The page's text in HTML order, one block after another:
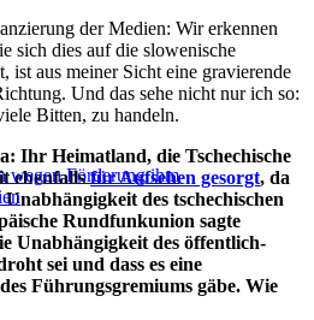
der Medien: Wir erkennen
sich dies auf die slowenische
ist aus meiner Sicht eine gravierende
Und das sehe nicht nur ich so:
Bitten, zu handeln.
Förderung ihm
Ihr Heimatland, die Tschechische
ebenfallsfür Aufsehen gesorgt, da
des tschechischen
Rundfunkunion sagte
Unabhängigkeit des öffentlich-
sei und dass es eine
Führungsgremiums gäbe. Wie